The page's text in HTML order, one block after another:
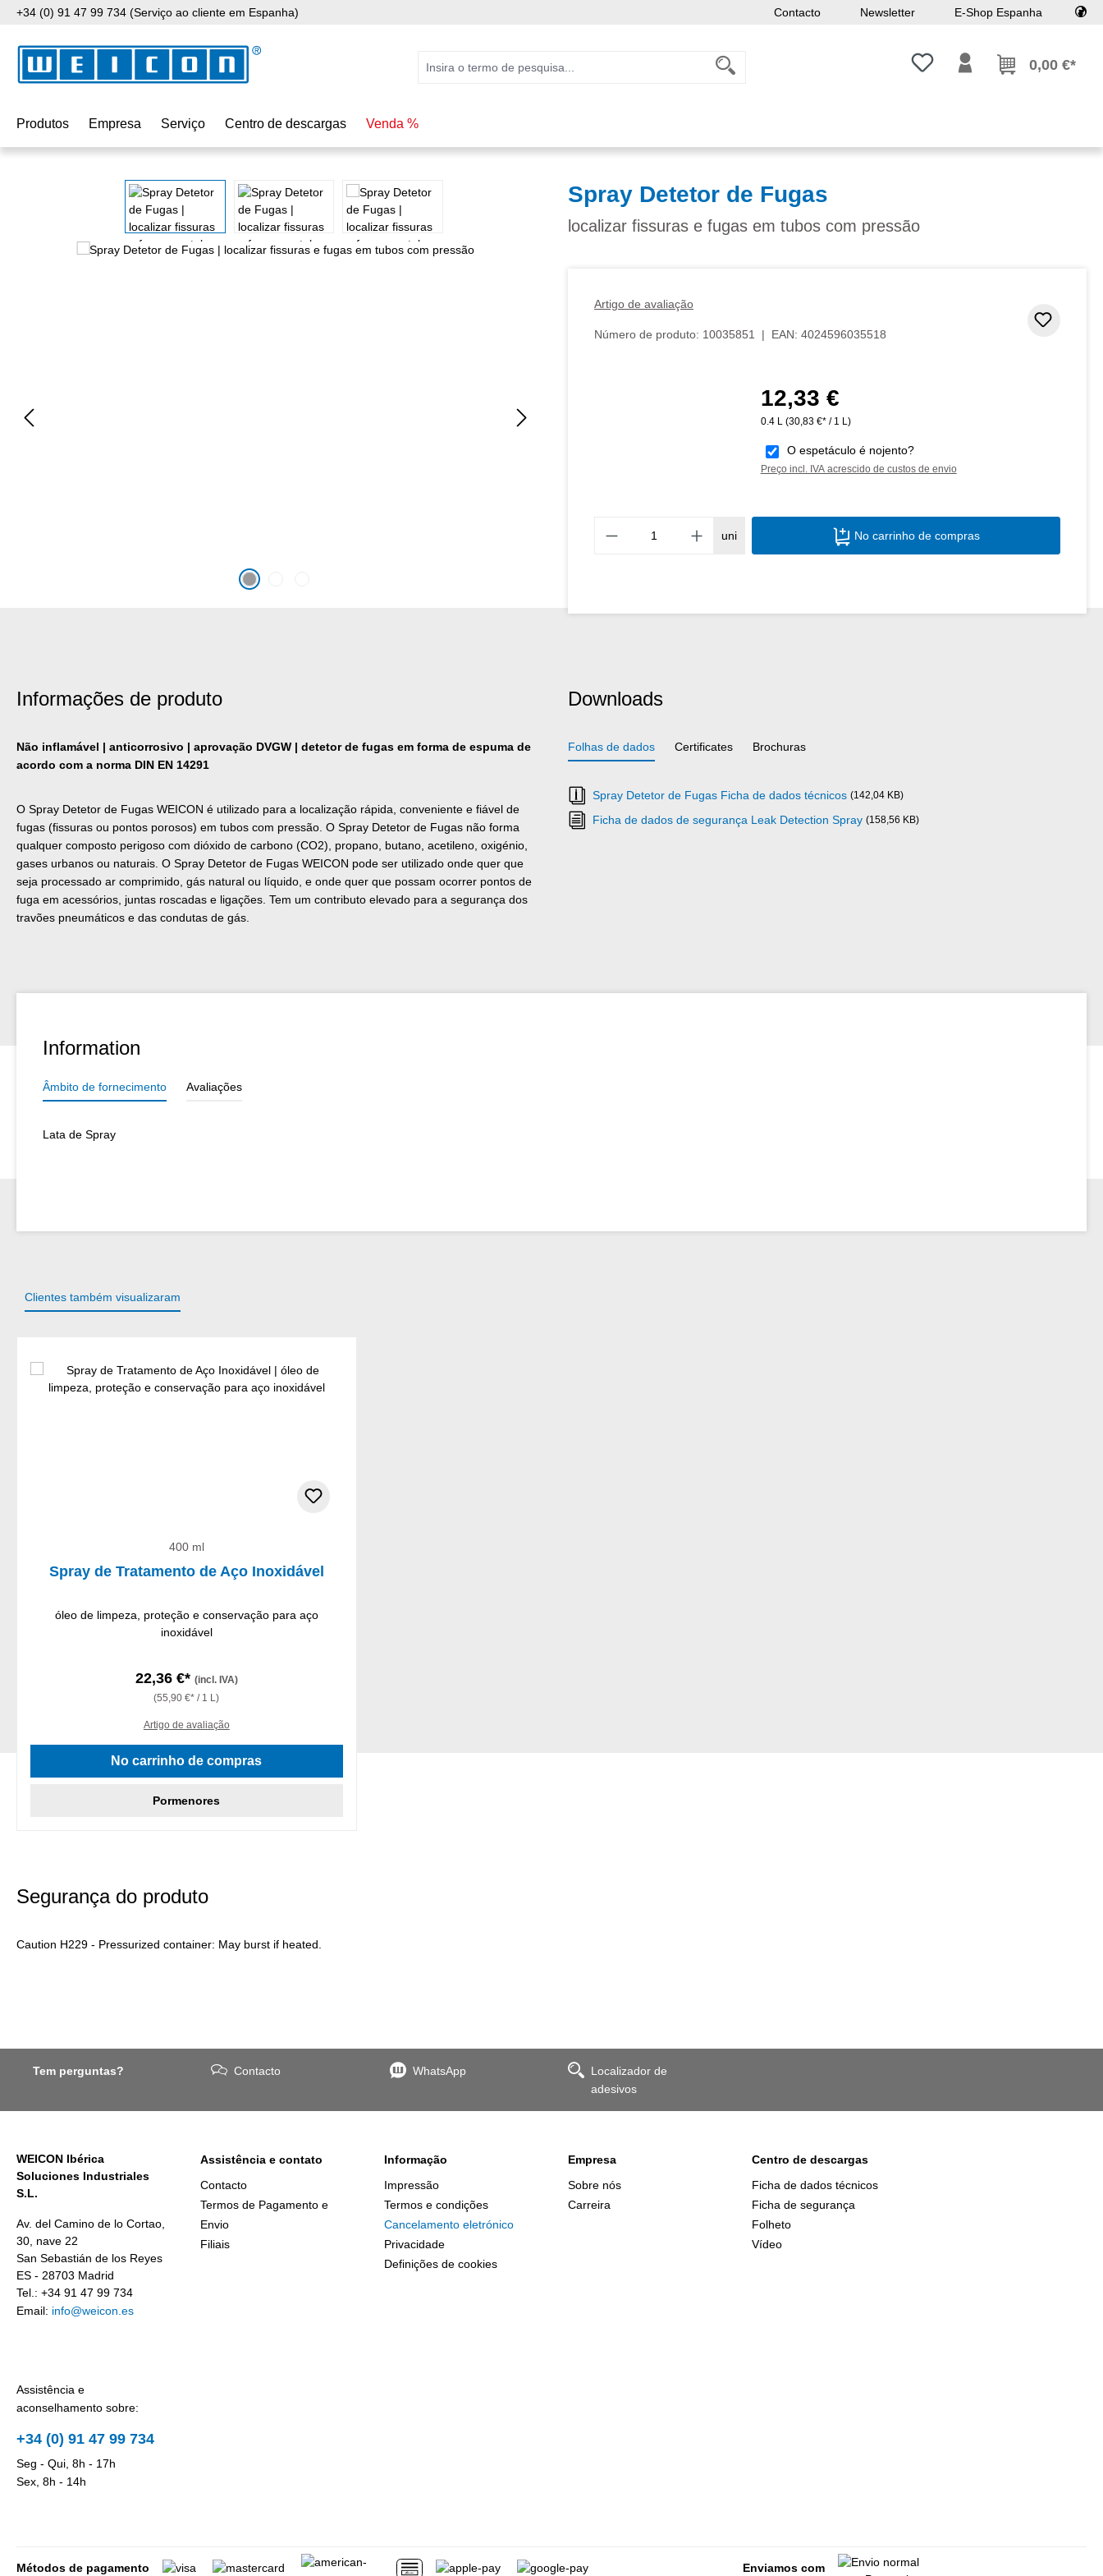
o conteúdo principal
Saltar para a pesquisa
Saltar para a navegação principal
+34 (0) 91 47 99 734 (Serviço ao cliente em Espanha) Contacto Newsletter E-Shop Espanha
Tem 0 itens da lista de desejos
0,00 €*
Produtos Empresa Serviço Centro de descargas Venda %
Ignorar galeria de imagens Spray Detetor de Fugas
localizar fissuras e fugas em tubos com pressão
Artigo de avaliação
Número de produto: 10035851 | EAN: 4024596035518
Preço normal:
12,33 €
0.4 L (30,83 €* / 1 L)
O espetáculo é nojento?
Preço incl. IVA acrescido de custos de envio
Quantidade do Produto: Insira a
uni No carrinho de compras
Informações de produto
Não inflamável | anticorrosivo | aprovação DVGW | detetor de fugas em forma de espuma de
acordo com a norma DIN EN 14291
O Spray Detetor de Fugas WEICON é utilizado para a localização rápida, conveniente e fiável de
fugas (fissuras ou pontos porosos) em tubos com pressão. O Spray Detetor de Fugas não forma
qualquer composto perigoso com dióxido de carbono (CO2), propano, butano, acetileno, oxigénio,
gases urbanos ou naturais. O Spray Detetor de Fugas WEICON pode ser utilizado onde quer que
seja processado ar comprimido, gás natural ou líquido, e onde quer que possam ocorrer pontos de
fuga em acessórios, juntas roscadas e ligações. Tem um contributo elevado para a segurança dos
travões pneumáticos e das condutas de gás.
Downloads
Folhas de dados Certificates Brochuras
Spray Detetor de Fugas Ficha de dados técnicos (142,04 KB)
Ficha de dados de segurança Leak Detection Spray (158,56 KB)
Information
Âmbito de fornecimento Avaliações
Lata de Spray
Clientes também visualizaram
400 ml
Spray de Tratamento de Aço Inoxidável
óleo de limpeza, proteção e conservação para aço
inoxidável
22,36 €* (incl. IVA)
(55,90 €* / 1 L)
Artigo de avaliação
No carrinho de compras
Pormenores
Segurança do produto
Caution H229 - Pressurized container: May burst if heated.
Tem perguntas? Contacto WhatsApp
Localizador de
adesivos
WEICON Ibérica
Soluciones Industriales
S.L.
Av. del Camino de lo Cortao,
30, nave 22
San Sebastián de los Reyes
ES - 28703 Madrid
Tel.: +34 91 47 99 734
Email: info@weicon.es
Assistência e
aconselhamento sobre:
+34 (0) 91 47 99 734
Seg - Qui, 8h - 17h
Sex, 8h - 14h
Assistência e contato
Contacto
Termos de Pagamento e
Envio
Filiais
Informação
Impressão
Termos e condições
Cancelamento eletrónico
Privacidade
Definições de cookies
Empresa
Sobre nós
Carreira
Centro de descargas
Ficha de dados técnicos
Ficha de segurança
Folheto
Vídeo
Métodos de pagamento Enviamos com